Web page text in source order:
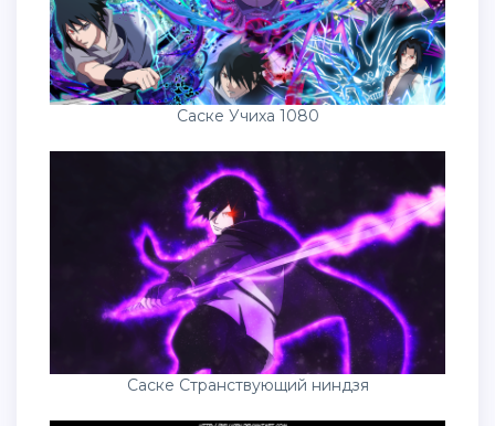
Саске Учиха 1080
Саске Странствующий ниндзя